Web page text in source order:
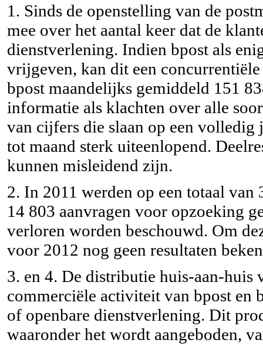
1. Sinds de openstelling van de
mee over het aantal keer dat de
dienstverlening. Indien bpost als
vrijgeven, kan dit een
bpost maandelijks gemiddeld 151
informatie als klachten over alle
van cijfers die slaan op een volledig
tot maand sterk uiteenlopend.
kunnen misleidend zijn.
2. In 2011 werden op een totaal
14 803 aanvragen voor opzoeking
verloren worden beschouwd. Om
voor 2012 nog geen resultaten
3. en 4. De distributie huis-aan-huis
commerciële activiteit van bpost en
of openbare dienstverlening. Dit
waaronder het wordt aangeboden,